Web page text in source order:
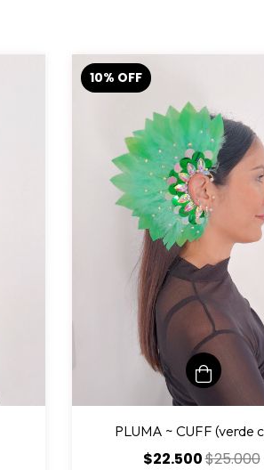
10% OFF
PLUMA ~ CUFF (verde
$22.500$25.000